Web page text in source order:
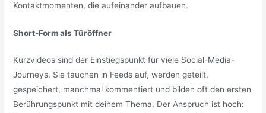
Kontaktmomenten, die aufeinander aufbauen.
Short-Form als Türöffner
Kurzvideos sind der Einstiegspunkt für viele Social-Media-
Journeys. Sie tauchen in Feeds auf, werden geteilt,
gespeichert, manchmal kommentiert und bilden oft den ersten
Berührungspunkt mit deinem Thema. Der Anspruch ist hoch: